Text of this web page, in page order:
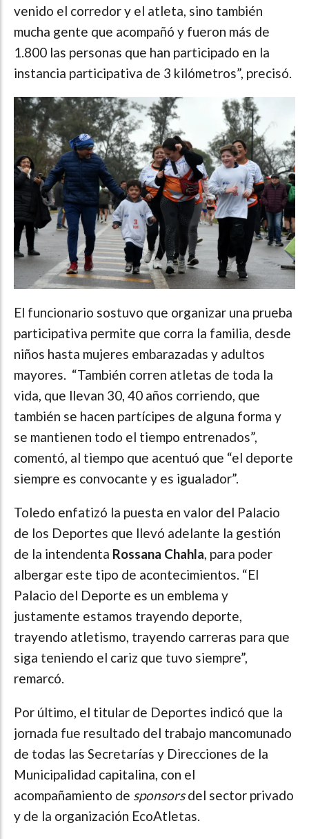
venido el corredor y el atleta, sino también
mucha gente que acompañó y fueron más de
1.800 las personas que han participado en la
instancia participativa de 3 kilómetros”, precisó.
El funcionario sostuvo que organizar una prueba
participativa permite que corra la familia, desde
niños hasta mujeres embarazadas y adultos
mayores. “También corren atletas de toda la
vida, que llevan 30, 40 años corriendo, que
también se hacen partícipes de alguna forma y
se mantienen todo el tiempo entrenados”,
comentó, al tiempo que acentuó que “el deporte
siempre es convocante y es igualador”.
Toledo enfatizó la puesta en valor del Palacio
de los Deportes que llevó adelante la gestión
de la intendenta Rossana Chahla, para poder
albergar este tipo de acontecimientos. “El
Palacio del Deporte es un emblema y
justamente estamos trayendo deporte,
trayendo atletismo, trayendo carreras para que
siga teniendo el cariz que tuvo siempre”,
remarcó.
Por último, el titular de Deportes indicó que la
jornada fue resultado del trabajo mancomunado
de todas las Secretarías y Direcciones de la
Municipalidad capitalina, con el
acompañamiento de sponsorsdel sector privado
y de la organización EcoAtletas.